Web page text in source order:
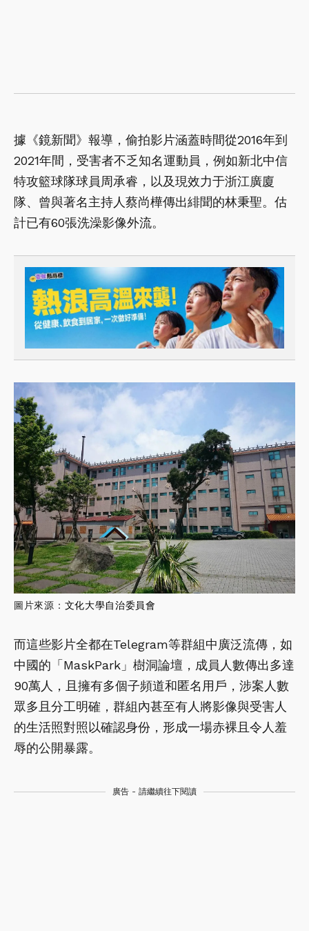
據《鏡新聞》報導，偷拍影片涵蓋時間從2016年到
2021年間，受害者不乏知名運動員，例如新北中信
特攻籃球隊球員周承睿，以及現效力于浙江廣廈
隊、曾與著名主持人蔡尚樺傳出緋聞的林秉聖。估
計已有60張洗澡影像外流。
圖片來源： 文化大學自治委員會
而這些影片全都在Telegram等群組中廣泛流傳，如
中國的「MaskPark」樹洞論壇，成員人數傳出多達
90萬人，且擁有多個子頻道和匿名用戶，涉案人數
眾多且分工明確，群組內甚至有人將影像與受害人
的生活照對照以確認身份，形成一場赤裸且令人羞
辱的公開暴露。
廣告 - 請繼續往下閱讀